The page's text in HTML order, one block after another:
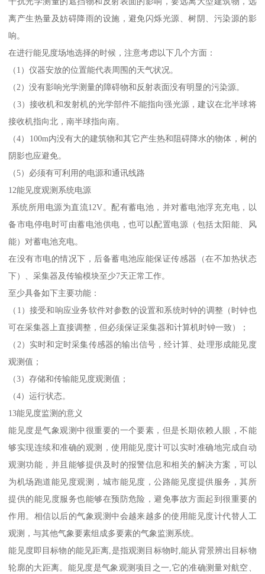
离产生热量及妨碍降雨的设施，避免闪烁光源、树阴、污染源的影
响。
在进行能见度场地选择的时候，注意考虑以下几个方面：
（1）仪器安放的位置能代表周围的天气状况。
（2）没有影响光学测量的障碍物和反射表面没有明显的污染源。
（3）接收机和发射机的光学部件不能指向强光源，建议在北半球将
接收机指向北，南半球指向南。
（4）100m内没有大的建筑物和其它产生热和阻碍降水的物体，树的
阴影也应避免。
（5）必须有可利用的电源和通讯线路
12能见度观测系统电源
系统所用电源为直流12V。配有蓄电池，并对蓄电池浮充充电，以
备市电停电时可由蓄电池供电，也可以配置电源（包括太阳能、风
能）对蓄电池充电。
在没有市电的情况下，后备蓄电池应能保证传感器（在不加热状态
下）、采集器及传输模块至少7天正常工作。
至少具备如下主要功能：
（1）接受和响应业务软件对参数的设置和系统时钟的调整（时钟也
可在采集器上直接调整，但必须保证采集器和计算机时钟一致）；
（2）实时和定时采集传感器的输出信号，经计算、处理形成能见度
观测值；
（3）存储和传输能见度观测值；
（4）运行状态。
13能见度监测的意义
能见度是气象观测中很重要的一个要素，但是长期依赖人眼，不能
够实现连续和准确的观测，使用能见度计可以实时准确地完成自动
观测功能，并且能够提供及时的报警信息和相关的解决方案，可以
为机场跑道能见度观测，城市能见度，公路能见度提供服务，其所
提供的能见度服务也能够在预防危险，避免事故方面起到很重要的
作用。相信以后的气象观测中会越来越多的使用能见度计代替人工
观测，与其他气象要素组成多要素的气象监测系统。
能见度即目标物的能见距离,是指观测目标物时,能从背景辨出目标物
轮廓的大距离。能见度是气象观测项目之一,它的准确测量对航空、